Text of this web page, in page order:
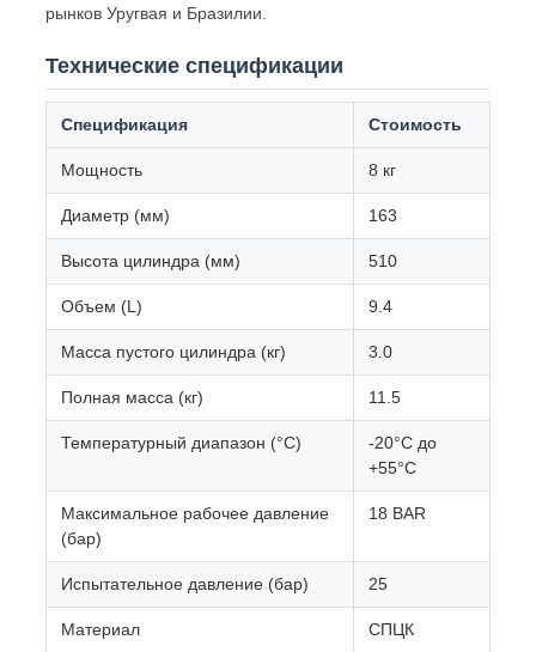
рынков Уругвая и Бразилии.
Технические спецификации
Спецификация Стоимость
Мощность 8 кг
Диаметр (мм) 163
Высота цилиндра (мм) 510
Объем (L) 9.4
Масса пустого цилиндра (кг) 3.0
Полная масса (кг) 11.5
Температурный диапазон (°C)
-20°C до
+55°C
Максимальное рабочее давление
(бар)
18 BAR
Испытательное давление (бар) 25
Материал СПЦК